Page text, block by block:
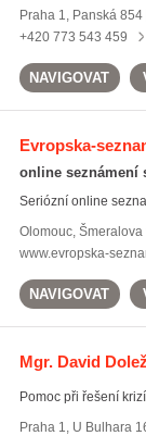
Praha 1, Panská 854
+420 773 543 459
NAVIGOVAT
Evropska-
online seznámení
Seriózní online
Olomouc, Šmeralova
www.evropska-
NAVIGOVAT
Mgr. David
Pomoc při řešení
Praha 1, U Bulhara